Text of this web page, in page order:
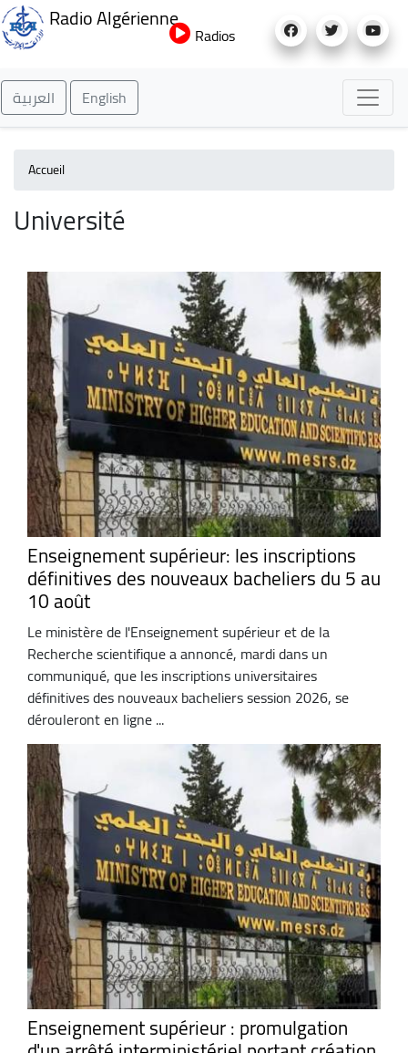
au
Radio Algérienne
Radios
العربية English
Accueil
Université
Enseignement supérieur: les inscriptions
définitives des nouveaux bacheliers du 5 au
10 août
Le ministère de l'Enseignement supérieur et de la
Recherche scientifique a annoncé, mardi dans un
communiqué, que les inscriptions universitaires
définitives des nouveaux bacheliers session 2026, se
dérouleront en ligne ...
Enseignement supérieur : promulgation